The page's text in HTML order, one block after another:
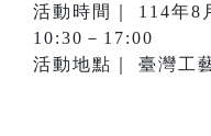
活動時間｜ 114年8
10:30－17:00
活動地點｜ 臺灣工